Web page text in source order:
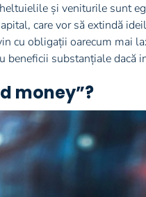
și veniturile sunt
care vor să extindă
cu obligații oarecum mai
beneficii substanțiale dacă
money”?